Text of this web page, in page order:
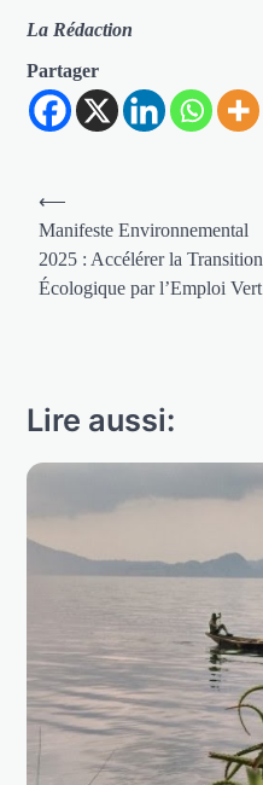
La Rédaction
Partager
Navigation
de
l’article
⟵
Manifeste Environnemental
2025 : Accélérer la Transition
Écologique par l’Emploi Vert
Lire aussi: